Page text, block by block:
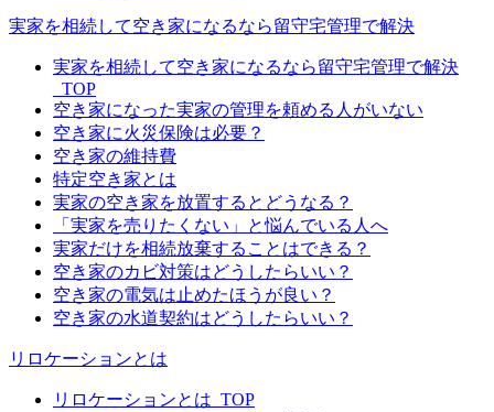
実家を相続して空き家になるなら留守宅管理で解決
実家を相続して空き家になるなら留守宅管理で解決
_TOP
空き家になった実家の管理を頼める人がいない
空き家に火災保険は必要？
空き家の維持費
特定空き家とは
実家の空き家を放置するとどうなる？
「実家を売りたくない」と悩んでいる人へ
実家だけを相続放棄することはできる？
空き家のカビ対策はどうしたらいい？
空き家の電気は止めたほうが良い？
空き家の水道契約はどうしたらいい？
リロケーションとは
リロケーションとは_TOP